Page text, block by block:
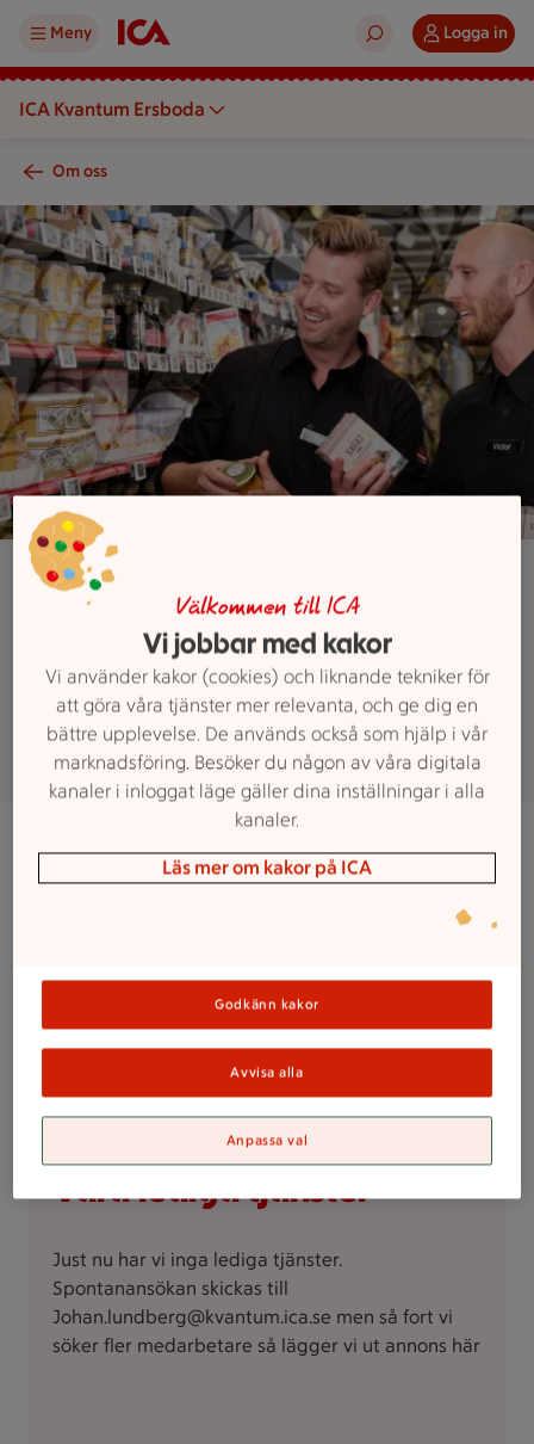
Meny Logga in
ICA Kvantum Ersboda
Om oss
Två personer tittar på produkter på hyllor i en butik.
Jobba hos ICA
Kvantum Ersboda
Det finns flera olika tjänster hos oss på ICA Kvantum
Ersboda. Oavsett om du jobbar i kassan, plockar upp
varor eller producerar smörgåstårtor är du vårt ansikte
experter på ekonomi! Så, älskar du mat, har en känsla
för service, är engagerad och intresserad av att
utveckla både dig själv, dina kollegor och en butik? Då
Våra lediga tjänster
Just nu har vi inga lediga tjänster.
Spontanansökan skickas till
Johan.lundberg@kvantum.ica.se men så fort vi
söker fler medarbetare så lägger vi ut annons här
Välkommen till ICA
Vi jobbar med kakor
Vi använder kakor (cookies) och liknande tekniker för
att göra våra tjänster mer relevanta, och ge dig en
bättre upplevelse. De används också som hjälp i vår
marknadsföring. Besöker du någon av våra digitala
kanaler i inloggat läge gäller dina inställningar i alla
kanaler.
Läs mer om kakor på ICA
Godkänn kakor
Avvisa alla
Anpassa val